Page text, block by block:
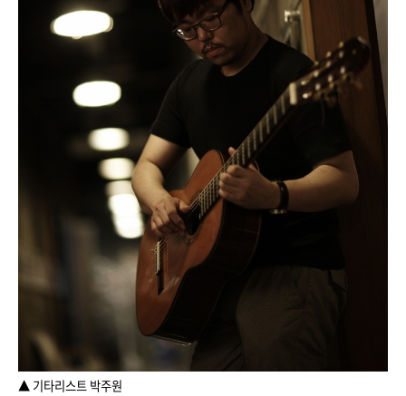
▲ 기타리스트 박주원